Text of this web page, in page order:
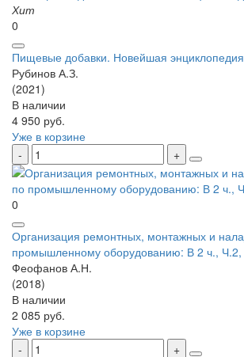
Хит
0
Пищевые добавки. Новейшая энциклопедия
Рубинов А.З.
(2021)
В наличии
4 950 руб.
Уже в корзине
0
Организация ремонтных, монтажных и
промышленному оборудованию: В 2 ч., Ч.2,
Феофанов А.Н.
(2018)
В наличии
2 085 руб.
Уже в корзине